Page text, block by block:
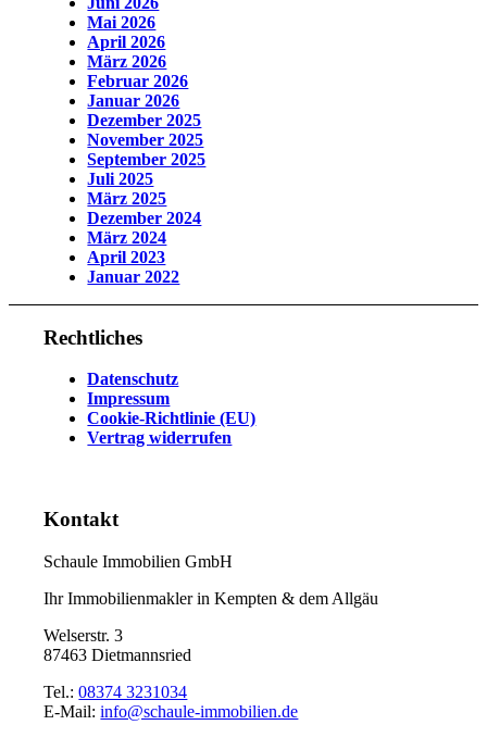
Mai 2026
April 2026
März 2026
Februar 2026
Januar 2026
Dezember 2025
November 2025
September 2025
Juli 2025
März 2025
Dezember 2024
März 2024
April 2023
Januar 2022
Rechtliches
Datenschutz
Impressum
Cookie-Richtlinie (EU)
Vertrag widerrufen
Kontakt
Schaule Immobilien GmbH
Ihr Immobilienmakler in Kempten & dem Allgäu
Welserstr. 3
87463 Dietmannsried
Tel.:08374 3231034
E-Mail:info@schaule-immobilien.de